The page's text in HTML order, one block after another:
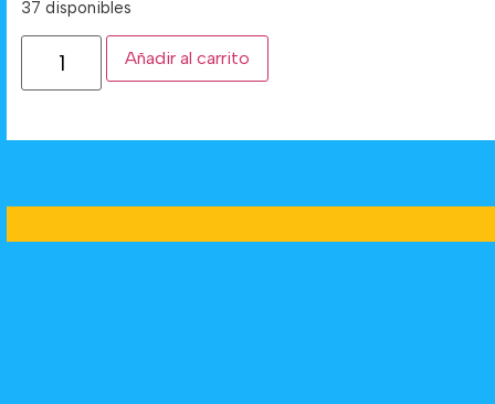
37 disponibles
Añadir al carrito